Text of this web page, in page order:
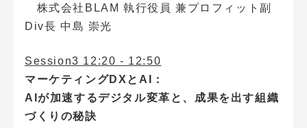
株式会社BLAM 執行役員 兼プロフィット副
Div長 中島 崇光
Session3 12:20 - 12:50
マーケティングDXとAI：
AIが加速するデジタル変革と、成果を出す組織
づくりの秘訣